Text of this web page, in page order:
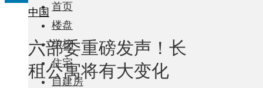
首页
楼盘
学校
住宅
自建房
中国
六部委重磅发声！长
租公寓将有大变化